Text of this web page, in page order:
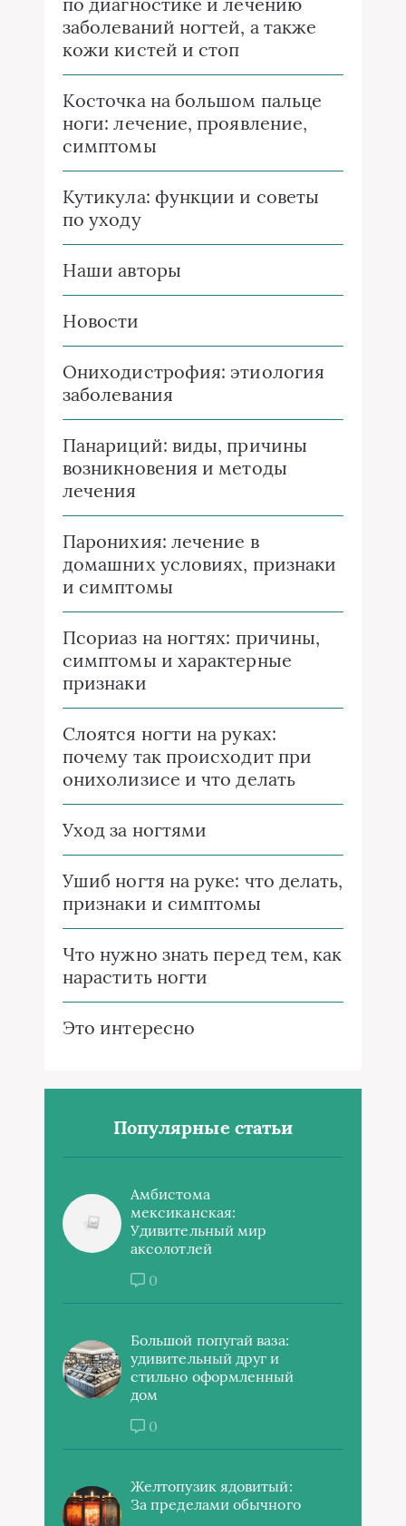
заболеваний ногтей, а также
кожи кистей и стоп
Косточка на большом пальце
ноги: лечение, проявление,
симптомы
Кутикула: функции и советы
по уходу
Наши авторы
Новости
Ониходистрофия: этиология
заболевания
Панариций: виды, причины
возникновения и методы
лечения
Паронихия: лечение в
домашних условиях, признаки
и симптомы
Псориаз на ногтях: причины,
симптомы и характерные
признаки
Слоятся ногти на руках:
почему так происходит при
онихолизисе и что делать
Уход за ногтями
Ушиб ногтя на руке: что делать,
признаки и симптомы
Что нужно знать перед тем, как
нарастить ногти
Это интересно
Популярные статьи
Амбистома
мексиканская:
Удивительный мир
аксолотлей
0
Большой попугай ваза:
удивительный друг и
стильно оформленный
дом
0
Желтопузик ядовитый:
За пределами обычного